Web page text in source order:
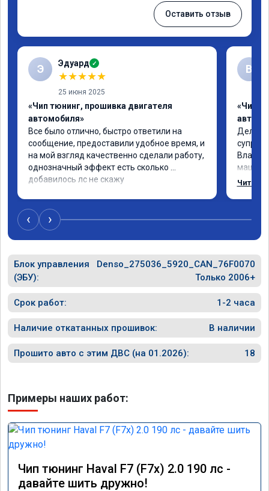
Оставить отзыв
Э Эдуард ✓
★★★★★
25 июня 2025
«Чип тюнинг, прошивка двигателя
автомобиля»
Все было отлично, быстро ответили на
сообщение, предоставили удобное время, и
на мой взгляд качественно сделали работу,
однозначный эффект есть сколько
добавилось лс не скажу
В
«Чип
Делал
машина
Читать
‹ ›
Блок управления
(ЭБУ):
Denso_275036_5920_CAN_76F0070
Только 2006+
Срок работ: 1-2 часа
Наличие откатанных прошивок: В наличии
Прошито авто с этим ДВС (на 01.2026): 18
Примеры наших работ:
Чип тюнинг Haval F7 (F7x) 2.0 190 лс -
давайте шить дружно!